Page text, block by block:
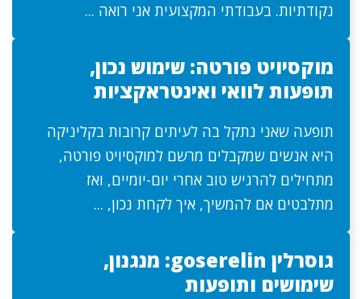
נקודתיות. בעבודתי המקצועית אני רואה ...
מוקסיויט פורטה: שימוש נכון,
תופעות לוואי ואינטראקציות
תופעה שאני נתקל בה לעיתים קרובות בקליניקה
היא אנשים שמקבלים מרשם למוקסיויט פורטה,
מתחילים להרגיש טוב אחרי יום-יומיים, ואז
מתלבטים אם להמשיך, איך לקחת נכון, ...
גוסרלין goserelin: מנגנון,
שימושים ותופעות